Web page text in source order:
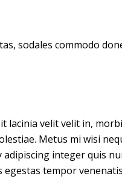
sodales commodo
lacinia velit velit in,
Metus mi wisi
integer quis
tempor